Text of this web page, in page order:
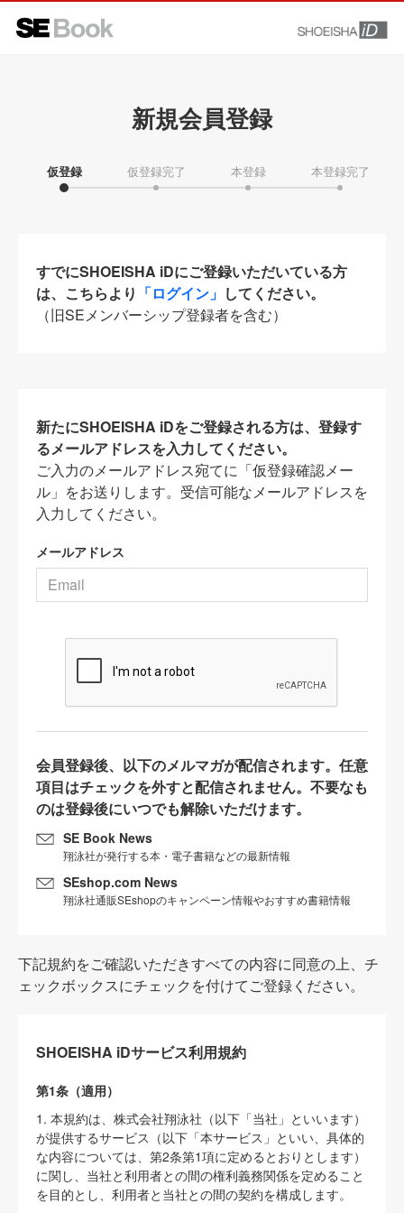
新規会員登録
仮登録 仮登録完了 本登録 本登録完了
すでにSHOEISHA iDにご登録いただいている方
は、こちらより 「ログイン」 してください。
（旧SEメンバーシップ登録者を含む）
新たにSHOEISHA iDをご登録される方は、登録す
るメールアドレスを入力してください。
ご入力のメールアドレス宛てに「仮登録確認メー
ル」をお送りします。受信可能なメールアドレスを
入力してください。
メールアドレス
会員登録後、以下のメルマガが配信されます。任意
項目はチェックを外すと配信されません。不要なも
のは登録後にいつでも解除いただけます。
SE Book News
翔泳社が発行する本・電子書籍などの最新情報
SEshop.com News
翔泳社通販SEshopのキャンペーン情報やおすすめ書籍情報
下記規約をご確認いただきすべての内容に同意の上、チ
ェックボックスにチェックを付けてご登録ください。
SHOEISHA iDサービス利用規約
第1条（適用）
1. 本規約は、株式会社翔泳社（以下「当社」といいます）
が提供するサービス（以下「本サービス」といい、具体的
な内容については、第2条第1項に定めるとおりとします）
に関し、当社と利用者との間の権利義務関係を定めること
を目的とし、利用者と当社との間の契約を構成します。